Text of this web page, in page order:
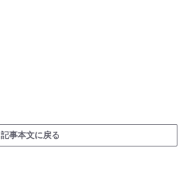
記事本文に戻る